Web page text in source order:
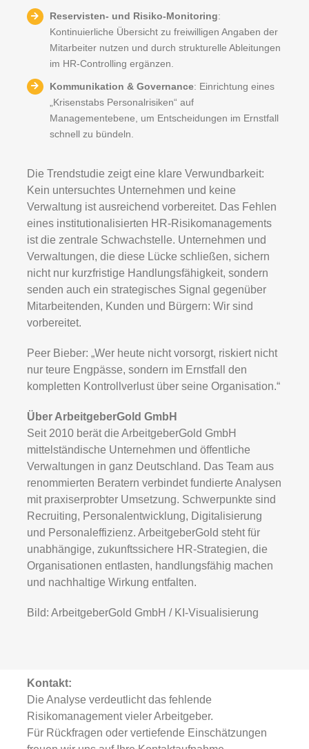
Reservisten- und Risiko-Monitoring:
Kontinuierliche Übersicht zu freiwilligen Angaben der
Mitarbeiter nutzen und durch strukturelle Ableitungen
im HR-Controlling ergänzen.
Kommunikation & Governance: Einrichtung eines
„Krisenstabs Personalrisiken“ auf
Managementebene, um Entscheidungen im Ernstfall
schnell zu bündeln.
Die Trendstudie zeigt eine klare Verwundbarkeit:
Kein untersuchtes Unternehmen und keine
Verwaltung ist ausreichend vorbereitet. Das Fehlen
eines institutionalisierten HR-Risikomanagements
ist die zentrale Schwachstelle. Unternehmen und
Verwaltungen, die diese Lücke schließen, sichern
nicht nur kurzfristige Handlungsfähigkeit, sondern
senden auch ein strategisches Signal gegenüber
Mitarbeitenden, Kunden und Bürgern: Wir sind
vorbereitet.
Peer Bieber: „Wer heute nicht vorsorgt, riskiert nicht
nur teure Engpässe, sondern im Ernstfall den
kompletten Kontrollverlust über seine Organisation.“
Über ArbeitgeberGold GmbH
Seit 2010 berät die ArbeitgeberGold GmbH
mittelständische Unternehmen und öffentliche
Verwaltungen in ganz Deutschland. Das Team aus
renommierten Beratern verbindet fundierte Analysen
mit praxiserprobter Umsetzung. Schwerpunkte sind
Recruiting, Personalentwicklung, Digitalisierung
und Personaleffizienz. ArbeitgeberGold steht für
unabhängige, zukunftssichere HR-Strategien, die
Organisationen entlasten, handlungsfähig machen
und nachhaltige Wirkung entfalten.
Bild: ArbeitgeberGold GmbH / KI-Visualisierung
Kontakt:
Die Analyse verdeutlicht das fehlende
Risikomanagement vieler Arbeitgeber.
Für Rückfragen oder vertiefende Einschätzungen